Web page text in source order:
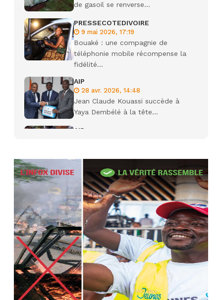
de gasoil se renverse...
PRESSECOTEDIVOIRE
9 mai 2026, 17:19
Bouaké : une compagnie de
téléphonie mobile récompense la
fidélité...
AIP
28 avr. 2026, 14:48
Jean Claude Kouassi succède à
Yaya Dembélé à la tête...
AIP
Camara tué lors d’attaques...
22 avr. 2026, 16:41
Des bureaux ravagés dans un
incendie survenu à la mairie...
AIP
10 avr. 2026, 09:48
Nommé Médiateur de la
République, Gaoussou Touré prend
officiellement fonction
AIP
13 mars 2026, 10:43